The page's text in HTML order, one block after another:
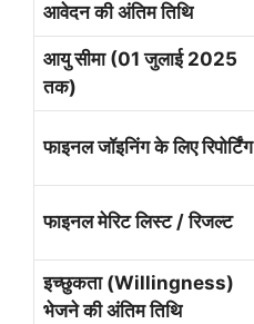
आवेदन की अंतिम तिथि
आयु सीमा (01 जुलाई 2025
तक)
फाइनल जॉइनिंग के लिए रिपोर्टिंग
फाइनल मेरिट लिस्ट / रिजल्ट
इच्छुकता (Willingness)
भेजने की अंतिम तिथि